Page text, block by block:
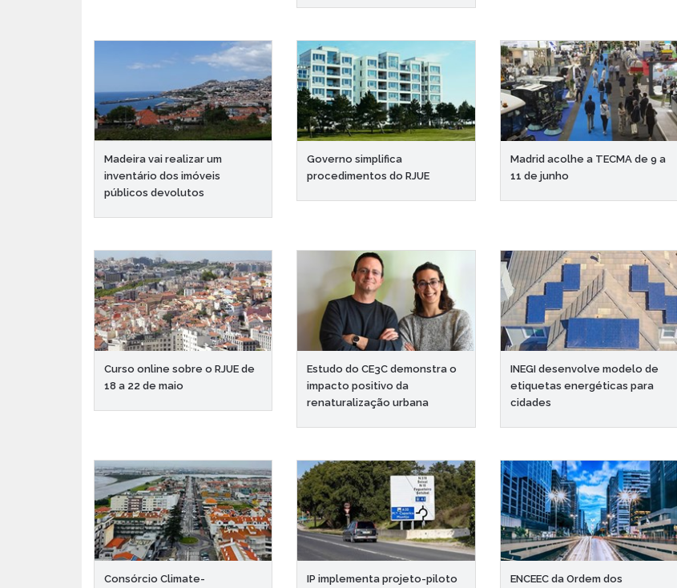
Madeira vai realizar um
inventário dos imóveis
públicos devolutos
Governo simplifica
procedimentos do RJUE
Madrid acolhe a TECMA de 9 a
11 de junho
Curso online sobre o RJUE de
18 a 22 de maio
Estudo do CE3C demonstra o
impacto positivo da
renaturalização urbana
INEGI desenvolve modelo de
etiquetas energéticas para
cidades
Consórcio Climate-
IP implementa projeto-piloto
ENCEEC da Ordem dos